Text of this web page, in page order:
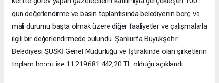
gün değerlendirme ve basın toplantısında belediyenin borç ve
mali durumu başta olmak üzere diğer faaliyetler ve çalışmalarla
ilgili bir değerlendirmede bulundu. Şanlıurfa Büyükşehir
Belediyesi ŞUSKİ Genel Müdürlüğü ve İştirakinde olan şirketlerin
toplam borcu ise 11.219.681.442,20 TL olduğu açıklandı.